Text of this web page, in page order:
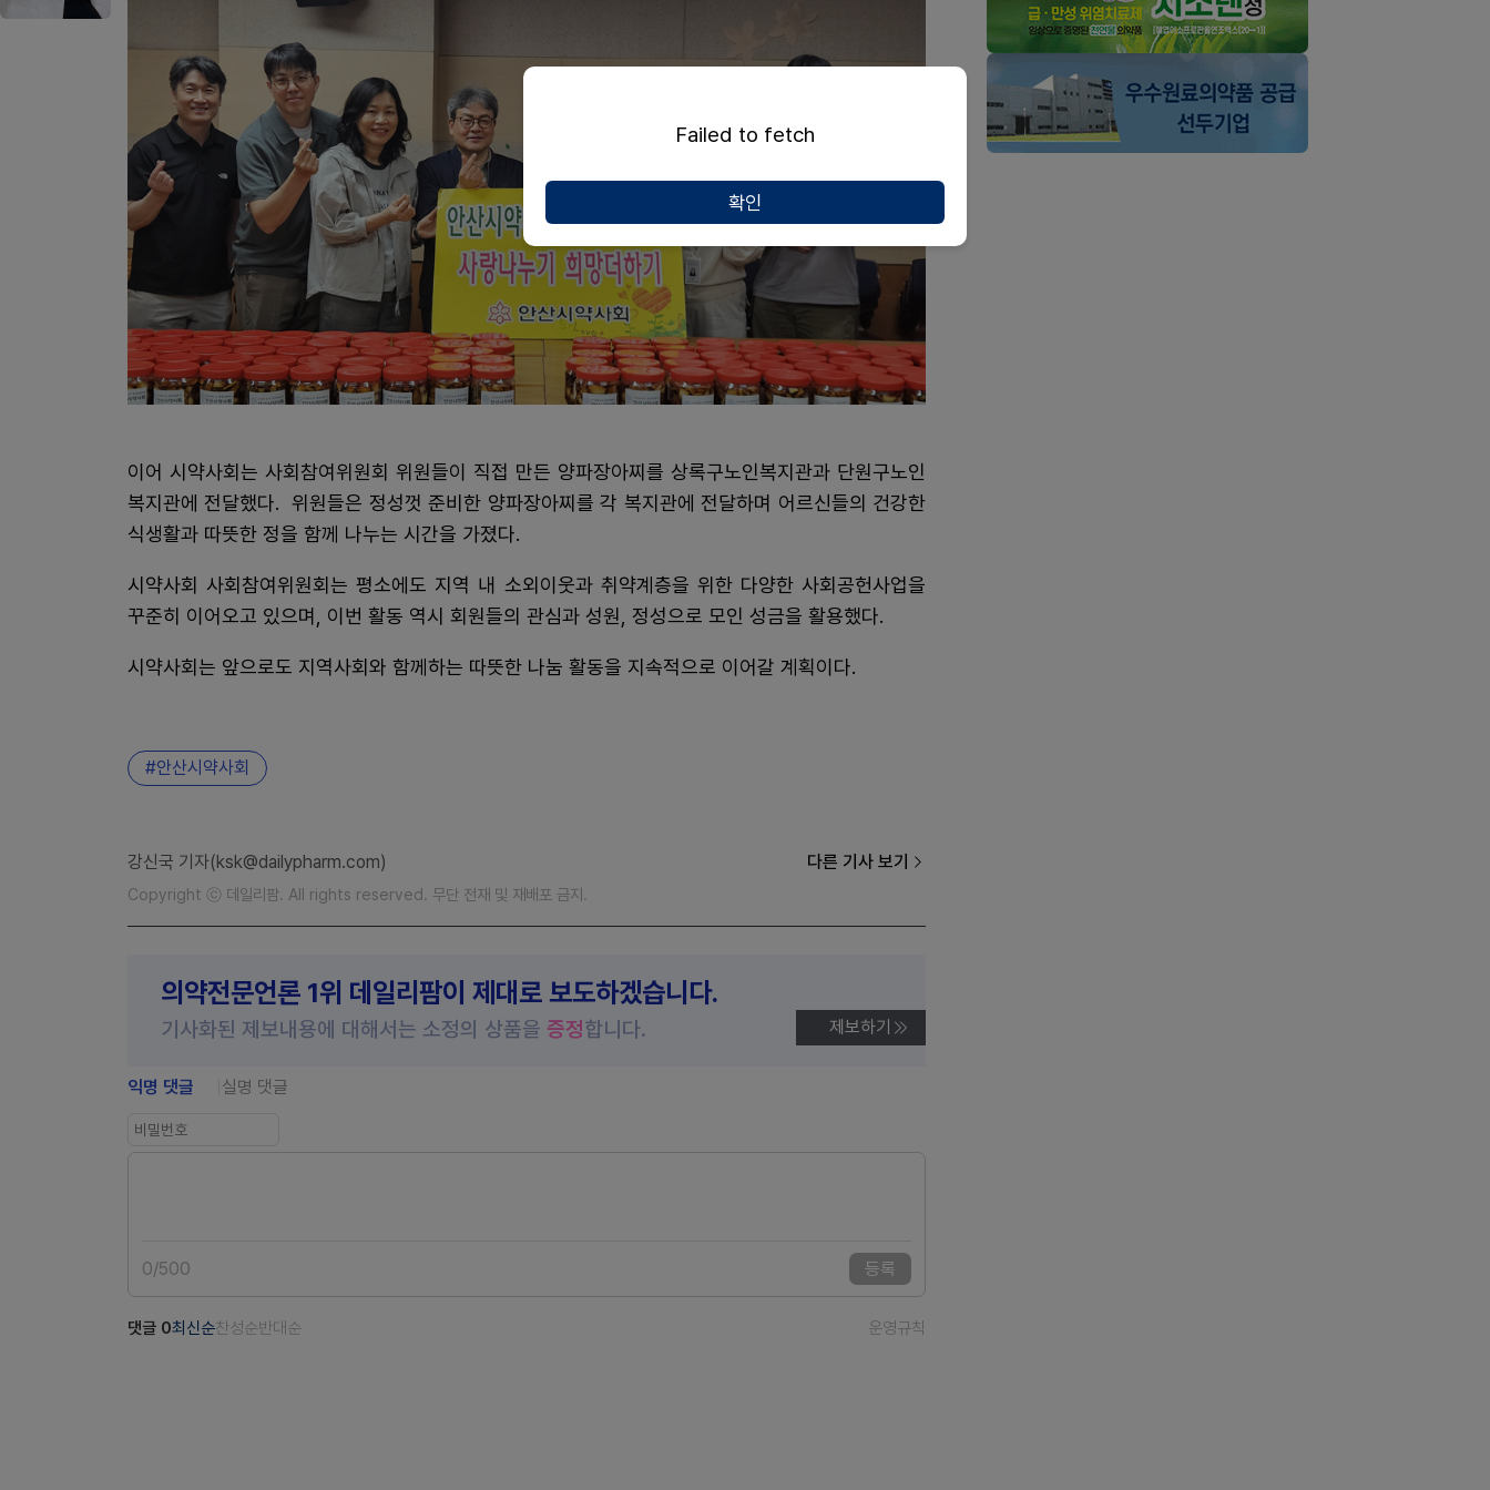
이어 시약사회는 사회참여위원회 위원들이 직접 만든 양파장아찌를 상록구노인복지관과 단원구노인
복지관에 전달했다. 위원들은 정성껏 준비한 양파장아찌를 각 복지관에 전달하며 어르신들의 건강한
식생활과 따뜻한 정을 함께 나누는 시간을 가졌다.
시약사회 사회참여위원회는 평소에도 지역 내 소외이웃과 취약계층을 위한 다양한 사회공헌사업을
꾸준히 이어오고 있으며, 이번 활동 역시 회원들의 관심과 성원, 정성으로 모인 성금을 활용했다.
시약사회는 앞으로도 지역사회와 함께하는 따뜻한 나눔 활동을 지속적으로 이어갈 계획이다.
안산시약사회
강신국 기자(ksk@dailypharm.com) 다른 기사 보기
Copyright ⓒ 데일리팜. All rights reserved. 무단 전재 및 재배포 금지.
의약전문언론 1위 데일리팜이 제대로 보도하겠습니다.
기사화된 제보내용에 대해서는 소정의 상품을 증정합니다. 제보하기
익명 댓글 실명 댓글
0/500 등록
댓글 0최신순찬성순반대순 운영규칙
Failed to fetch
확인